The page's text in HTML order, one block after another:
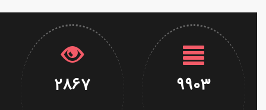
9903
2867